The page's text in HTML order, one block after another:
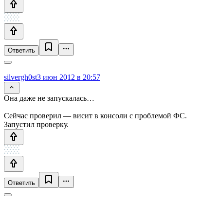
Ответить
silvergh0st3 июн 2012 в 20:57
Она даже не запускалась…
Сейчас проверил — висит в консоли с проблемой ФС.
Запустил проверку.
Ответить